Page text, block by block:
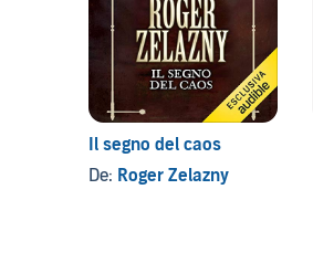
Il segno del caos
De: Roger Zelazny